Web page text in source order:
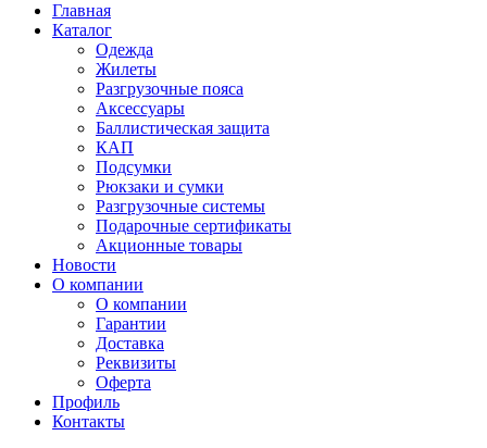
Главная
Каталог
Одежда
Жилеты
Разгрузочные пояса
Аксессуары
Баллистическая защита
КАП
Подсумки
Рюкзаки и сумки
Разгрузочные системы
Подарочные сертификаты
Акционные товары
Новости
О компании
О компании
Гарантии
Доставка
Реквизиты
Оферта
Профиль
Контакты